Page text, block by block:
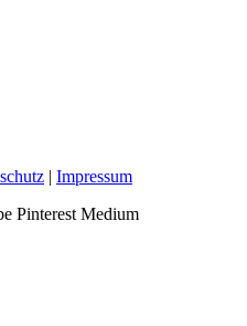
| Impressum
Pinterest Medium